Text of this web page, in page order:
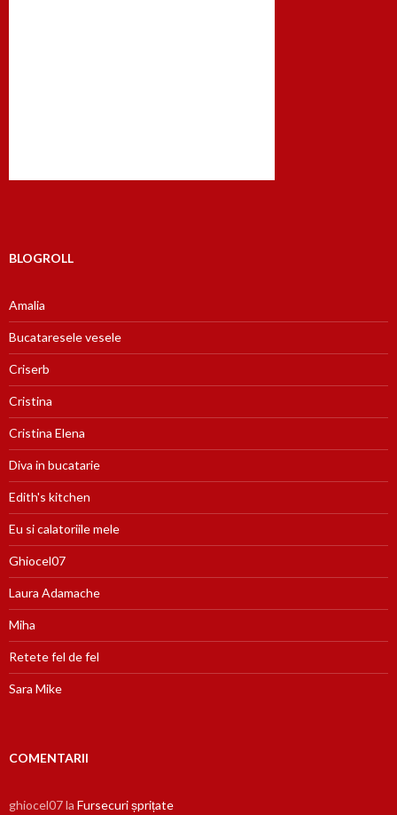
BLOGROLL
Amalia
Bucataresele vesele
Criserb
Cristina
Cristina Elena
Diva in bucatarie
Edith's kitchen
Eu si calatoriile mele
Ghiocel07
Laura Adamache
Miha
Retete fel de fel
Sara Mike
COMENTARII
ghiocel07la Fursecuri șprițate